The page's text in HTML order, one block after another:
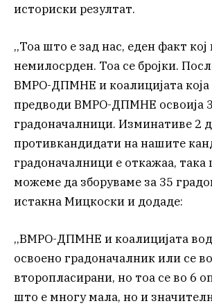
историски резултат.
,,Тоа што е зад нас, еден факт
немилосрден. Тоа се бројки.
ВМРО-ДПМНЕ и коалицијата која
предводи ВМРО-ДПМНЕ освоија
градоначалници. Изминативе 2
противкандидати на нашите
градоначалници е откажаа, така
можеме да зборуваме за 35
истакна Мицкоски и додаде:
,,ВМРО-ДПМНЕ и коалицијата
освоено градоначалник или се
второпласирани, но тоа се во 6
што е многу мала, но и